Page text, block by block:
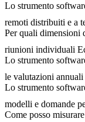
Lo strumento
remoti distribuiti e a
Per quali dimensioni
riunioni individuali
Lo strumento
le valutazioni
Lo strumento
modelli e domande
Come posso